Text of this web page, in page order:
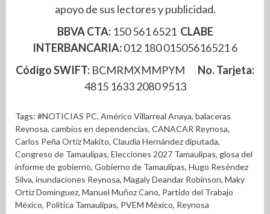
apoyo de sus lectores y publicidad.
BBVA CTA: 150 561 6521 CLABE
INTERBANCARIA:012 180 01505616521 6
Código SWIFT: BCMRMXMMPYM No. Tarjeta:
4815 1633 2080 9513
Tags: #NOTICIAS PC, Américo Villarreal Anaya, balaceras
Reynosa, cambios en dependencias, CANACAR Reynosa,
Carlos Peña Ortiz Makito, Claudia Hernández diputada,
Congreso de Tamaulipas, Elecciones 2027 Tamaulipas, glosa del
informe de gobierno, Gobierno de Tamaulipas, Hugo Reséndez
Silva, inundaciones Reynosa, Magaly Deandar Robinson, Maky
Ortiz Dominguez, Manuel Muñoz Cano, Partido del Trabajo
México, Política Tamaulipas, PVEM México, Reynosa